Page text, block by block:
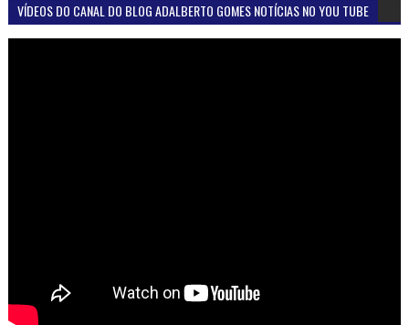
VÍDEOS DO CANAL DO BLOG ADALBERTO GOMES NOTÍCIAS NO YOU TUBE